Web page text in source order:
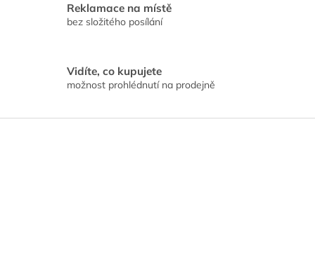
Reklamace na místě
bez složitého posílání
Vidíte, co kupujete
možnost prohlédnutí na prodejně